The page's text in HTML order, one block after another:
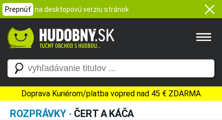
Prepnúť na desktopovú verziu stránok
Doprava Kuriérom/platba vopred nad 45 € ZDARMA
ROZPRÁVKY- ČERT A KÁČA